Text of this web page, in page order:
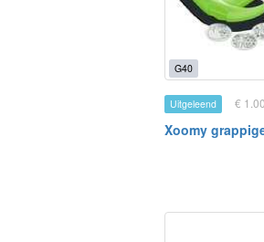
G40
Uitgeleend €
Xoomy